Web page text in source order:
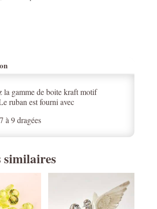
la gamme de boite kraft motif
ruban est fourni avec
à 9 dragées